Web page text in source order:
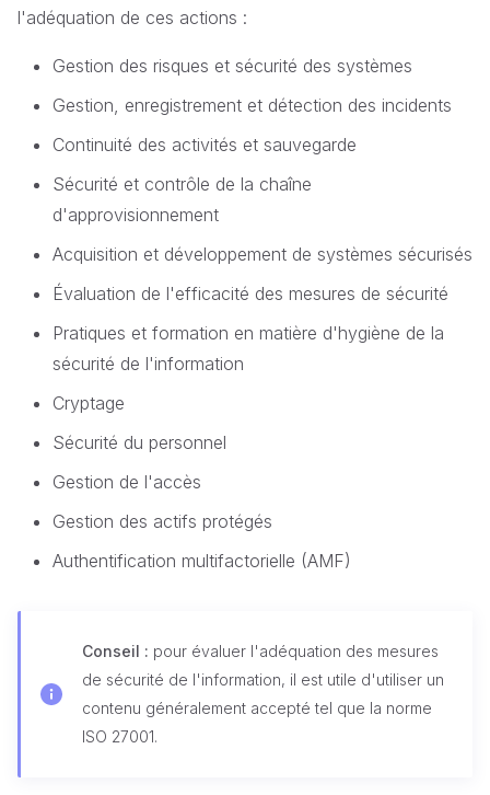
l'adéquation de ces actions :
Gestion des risques et sécurité des systèmes
Gestion, enregistrement et détection des incidents
Continuité des activités et sauvegarde
Sécurité et contrôle de la chaîne
d'approvisionnement
Acquisition et développement de systèmes sécurisés
Évaluation de l'efficacité des mesures de sécurité
Pratiques et formation en matière d'hygiène de la
sécurité de l'information
Cryptage
Sécurité du personnel
Gestion de l'accès
Gestion des actifs protégés
Authentification multifactorielle (AMF)
Conseil : pour évaluer l'adéquation des mesures
de sécurité de l'information, il est utile d'utiliser un
contenu généralement accepté tel que la norme
ISO 27001.